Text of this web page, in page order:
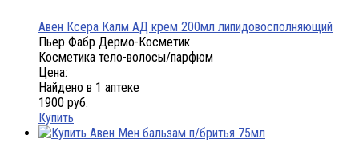
Авен Ксера Калм АД крем 200мл липидовосполняющий
Пьер Фабр Дермо-Косметик
Косметика тело-волосы/парфюм
Цена:
Найдено в 1 аптеке
1900 руб.
Купить